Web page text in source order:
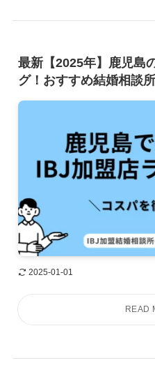
最新【2025年】鹿児島
グ！おすすめ結婚相談
2025-01-01